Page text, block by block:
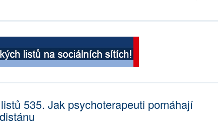
535. Jak psychoterapeuti pomáhají